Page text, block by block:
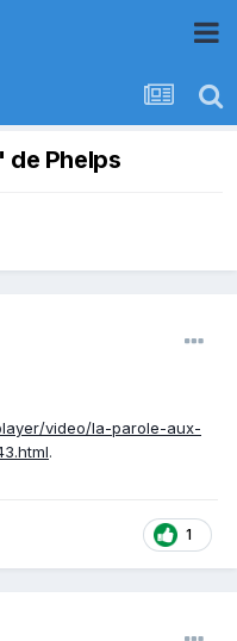
de Phelps
video/la-parole-aux-
.
1